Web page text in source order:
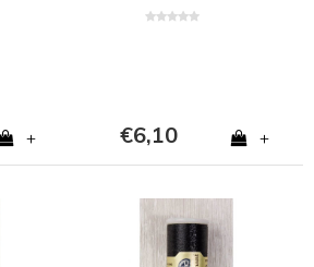
+ €6,10 +